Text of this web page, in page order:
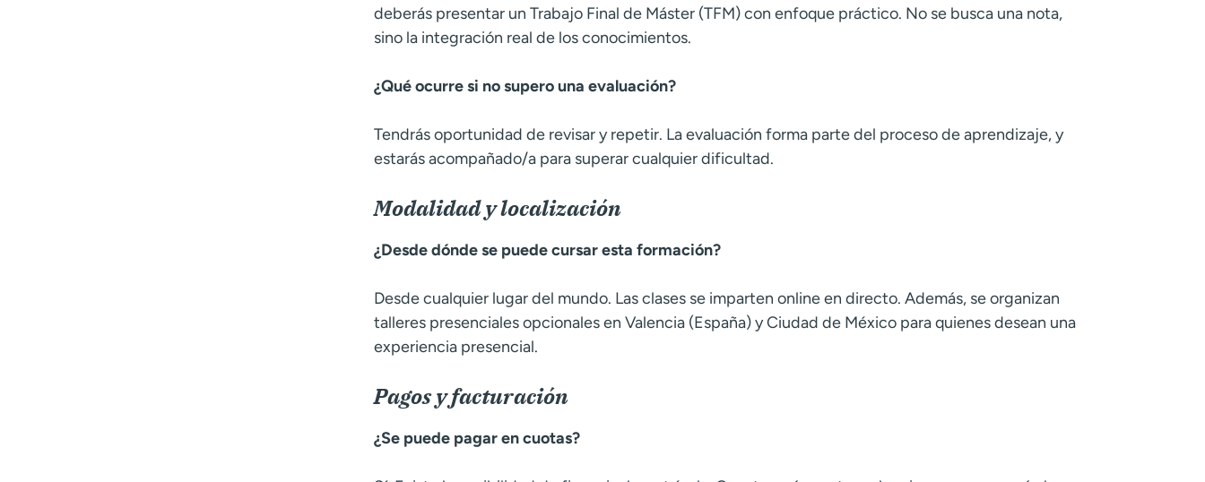
deberás presentar un Trabajo Final de Máster (TFM) con enfoque práctico. No se busca una nota,
sino la integración real de los conocimientos.
¿Qué ocurre si no supero una evaluación?
Tendrás oportunidad de revisar y repetir. La evaluación forma parte del proceso de aprendizaje, y
estarás acompañado/a para superar cualquier dificultad.
Modalidad y localización
¿Desde dónde se puede cursar esta formación?
Desde cualquier lugar del mundo. Las clases se imparten online en directo. Además, se organizan
talleres presenciales opcionales en Valencia (España) y Ciudad de México para quienes desean una
experiencia presencial.
Pagos y facturación
¿Se puede pagar en cuotas?